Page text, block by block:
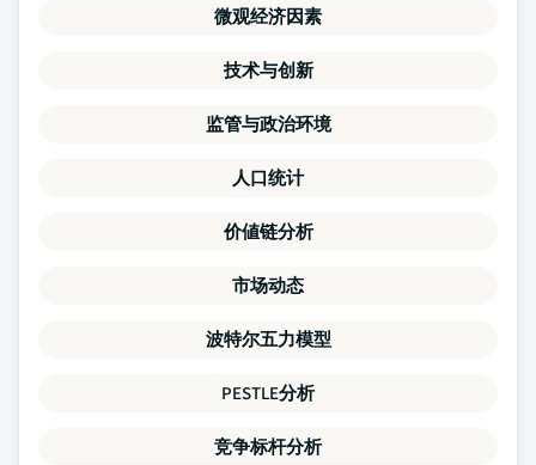
微观经济因素
技术与创新
监管与政治环境
人口统计
价値链分析
市场动态
波特尔五力模型
PESTLE分析
竞争标杆分析